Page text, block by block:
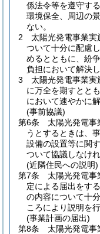
係法令等を遵守す
環境保全、周辺の
ない。
2
太陽光発電事業
ついて十分に配慮
めるとともに、紛
負担において解決
3
太陽光発電事業
に万全を期すとと
において速やかに
(事前協議)
第6条
太陽光発電事
うとするときは、
設備の設置等に関
ついて協議しなけ
(近隣住民への説明)
第7条
太陽光発電事
定による届出をす
の内容について十
ころにより説明を
(事業計画の届出)
第8条
太陽光発電